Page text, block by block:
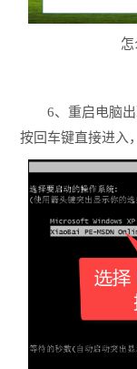
6、重启电脑出
按回车键直接进入